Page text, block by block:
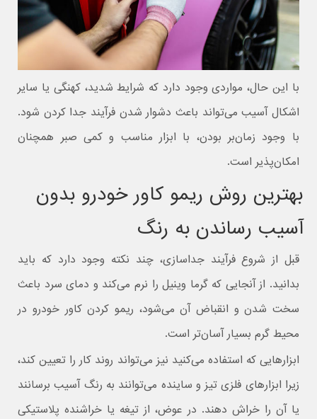
با این حال، مواردی وجود دارد که شرایط شدید، کهنگی یا سایر
اشکال آسیب می‌تواند باعث دشوار شدن فرآیند جدا کردن شود.
با وجود زمان‌بر بودن، با ابزار مناسب و کمی صبر همچنان
امکان‌پذیر است.
بهترین روش ریمو کاور خودرو بدون
آسیب رساندن به رنگ
قبل از شروع فرآیند جداسازی، چند نکته وجود دارد که باید
بدانید. از آنجایی که گرما وینیل را نرم می‌کند و دمای سرد باعث
سخت شدن و انقباض آن می‌شود، ریمو کردن کاور خودرو در
محیط گرم بسیار آسان‌تر است.
ابزارهایی که استفاده می‌کنید نیز می‌تواند روند کار را تعیین کند،
زیرا ابزارهای فلزی تیز و ساینده می‌توانند به رنگ آسیب برسانند
یا آن را خراش دهند. در عوض، از تیغه یا خراشنده پلاستیکی